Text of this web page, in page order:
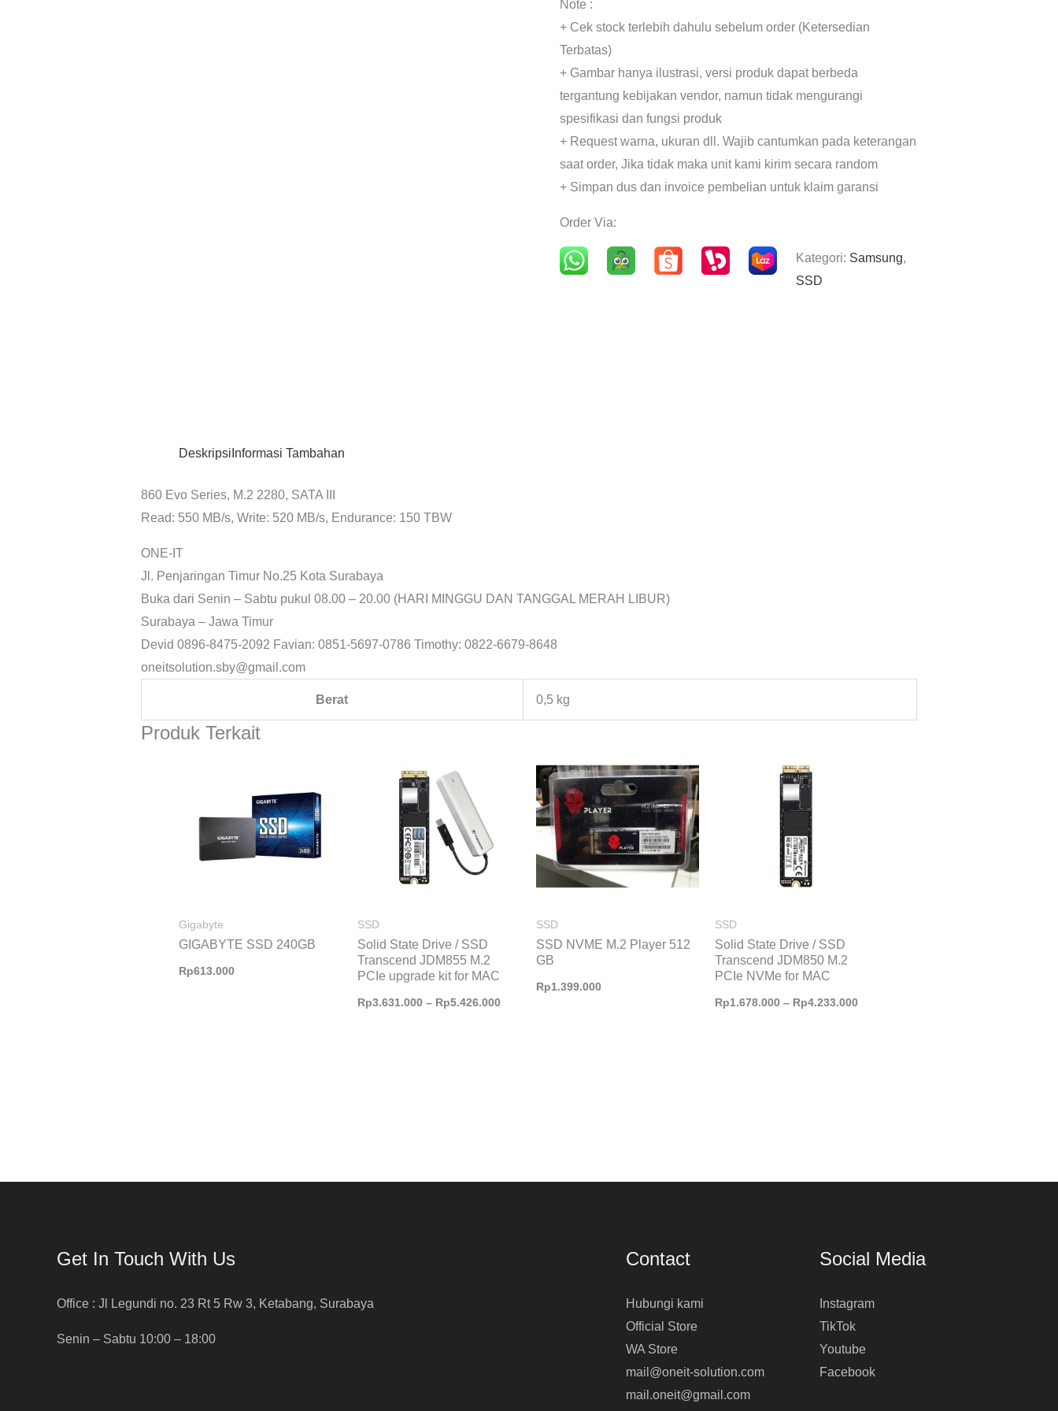
Note :
+ Cek stock terlebih dahulu sebelum order (Ketersedian
Terbatas)
+ Gambar hanya ilustrasi, versi produk dapat berbeda
tergantung kebijakan vendor, namun tidak mengurangi
spesifikasi dan fungsi produk
+ Request warna, ukuran dll. Wajib cantumkan pada keterangan
saat order, Jika tidak maka unit kami kirim secara random
+ Simpan dus dan invoice pembelian untuk klaim garansi
Order Via:
Kategori: Samsung,
SSD
Deskripsi Informasi Tambahan
860 Evo Series, M.2 2280, SATA III
Read: 550 MB/s, Write: 520 MB/s, Endurance: 150 TBW
ONE-IT
Jl. Penjaringan Timur No.25 Kota Surabaya
Buka dari Senin – Sabtu pukul 08.00 – 20.00 (HARI MINGGU DAN TANGGAL MERAH LIBUR)
Surabaya – Jawa Timur
Devid 0896-8475-2092 Favian: 0851-5697-0786 Timothy: 0822-6679-8648
oneitsolution.sby@gmail.com
Berat 0,5 kg
Produk Terkait
Gigabyte
GIGABYTE SSD 240GB
Rp613.000
SSD
Solid State Drive / SSD
Transcend JDM855 M.2
PCIe upgrade kit for MAC
Rp3.631.000 – Rp5.426.000
Rp3.631.000
hingga
Rp5.426.000
SSD
SSD NVME M.2 Player 512
GB
Rp1.399.000
SSD
Solid State Drive / SSD
Transcend JDM850 M.2
PCIe NVMe for MAC
Rp1.678.000 – Rp4.233.000
Get In Touch With Us
Office : Jl Legundi no. 23 Rt 5 Rw 3, Ketabang, Surabaya
Senin – Sabtu 10:00 – 18:00
Contact
Hubungi kami
Official Store
WA Store
mail@oneit-solution.com
mail.oneit@gmail.com
Social Media
Instagram
TikTok
Youtube
Facebook